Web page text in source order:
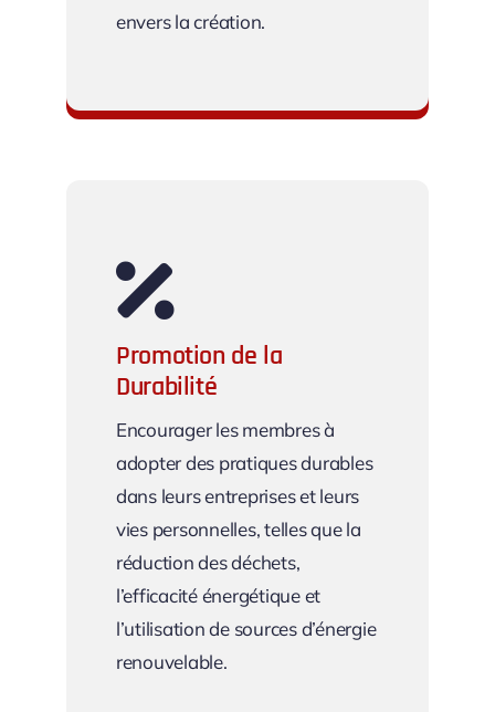
envers la création.
Promotion de la
Durabilité
Encourager les membres à
adopter des pratiques durables
dans leurs entreprises et leurs
vies personnelles, telles que la
réduction des déchets,
l’efficacité énergétique et
l’utilisation de sources d’énergie
renouvelable.